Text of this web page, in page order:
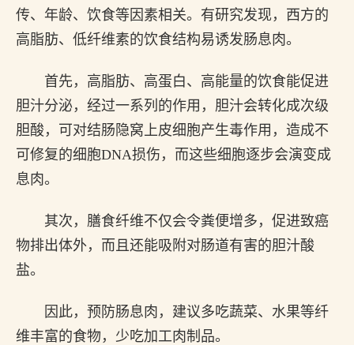
传、年龄、饮食等因素相关。有研究发现，西方的
高脂肪、低纤维素的饮食结构易诱发肠息肉。
首先，高脂肪、高蛋白、高能量的饮食能促进
胆汁分泌，经过一系列的作用，胆汁会转化成次级
胆酸，可对结肠隐窝上皮细胞产生毒作用，造成不
可修复的细胞DNA损伤，而这些细胞逐步会演变成
息肉。
其次，膳食纤维不仅会令粪便增多，促进致癌
物排出体外，而且还能吸附对肠道有害的胆汁酸
盐。
因此，预防肠息肉，建议多吃蔬菜、水果等纤
维丰富的食物，少吃加工肉制品。